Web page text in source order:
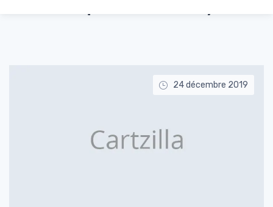
24 décembre 2019